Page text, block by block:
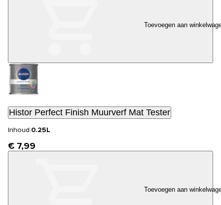
Toevoegen aan
Histor Perfect Finish Muurverf Mat Tester
Inhoud:0.25L
€ 7,99
Toevoegen aan